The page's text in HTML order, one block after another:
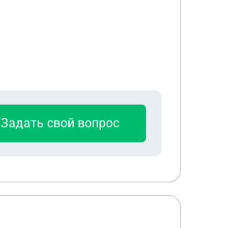
Задать свой вопрос